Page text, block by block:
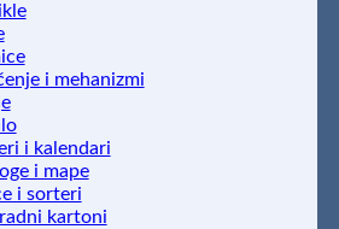
i mehanizmi
i kalendari
i mape
i sorteri
kartoni